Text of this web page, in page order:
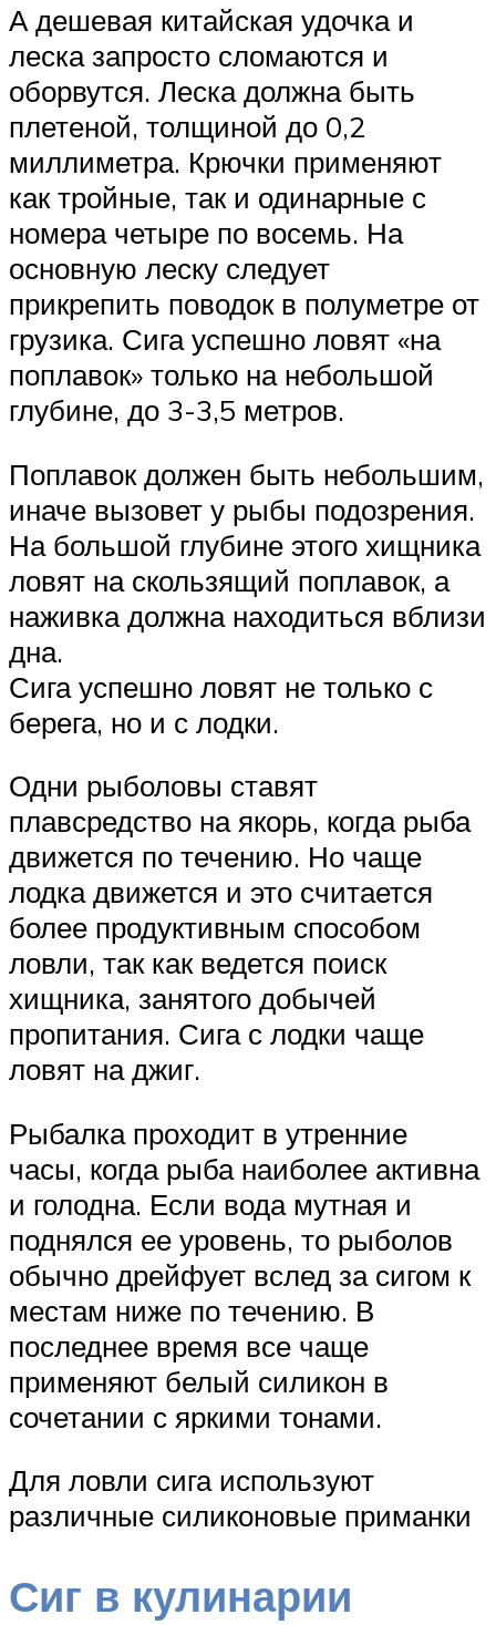
А дешевая китайская удочка и
леска запросто сломаются и
оборвутся. Леска должна быть
плетеной, толщиной до 0,2
миллиметра. Крючки применяют
как тройные, так и одинарные с
номера четыре по восемь. На
основную леску следует
прикрепить поводок в полуметре от
грузика. Сига успешно ловят «на
поплавок» только на небольшой
глубине, до 3-3,5 метров.
Поплавок должен быть небольшим,
иначе вызовет у рыбы подозрения.
На большой глубине этого хищника
ловят на скользящий поплавок, а
наживка должна находиться вблизи
дна.
Сига успешно ловят не только с
берега, но и с лодки.
Одни рыболовы ставят
плавсредство на якорь, когда рыба
движется по течению. Но чаще
лодка движется и это считается
более продуктивным способом
ловли, так как ведется поиск
хищника, занятого добычей
пропитания. Сига с лодки чаще
ловят на джиг.
Рыбалка проходит в утренние
часы, когда рыба наиболее активна
и голодна. Если вода мутная и
поднялся ее уровень, то рыболов
обычно дрейфует вслед за сигом к
местам ниже по течению. В
последнее время все чаще
применяют белый силикон в
сочетании с яркими тонами.
Для ловли сига используют
различные силиконовые приманки
Сиг в кулинарии